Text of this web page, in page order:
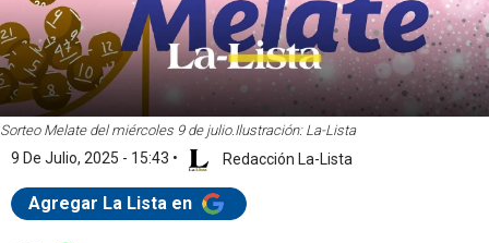
Sorteo Melate del miércoles 9 de julio. Ilustración: La-Lista
9 De Julio, 2025 - 15:43 • Redacción La-Lista
Agregar La Lista en